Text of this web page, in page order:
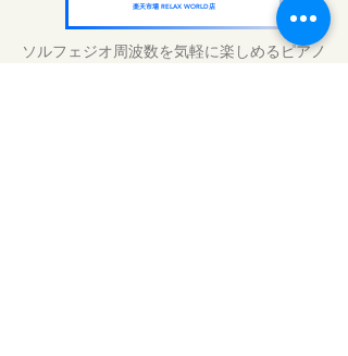
楽天市場 RELAX WORLD店
ソルフェジオ周波数を気軽に楽しめるピアノ